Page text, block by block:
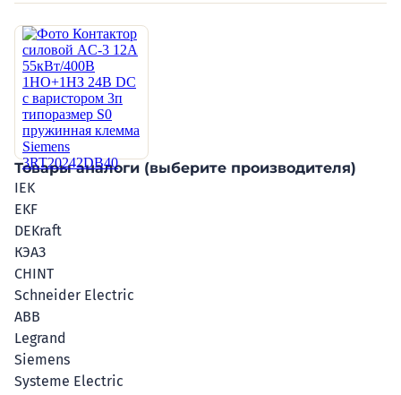
Товары аналоги (выберите производителя)
IEK
EKF
DEKraft
КЭАЗ
CHINT
Schneider Electric
ABB
Legrand
Siemens
Systeme Electric